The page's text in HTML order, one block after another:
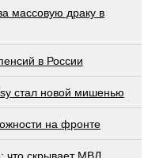
массовую драку в
в России
стал новой мишенью
на фронте
что скрывает МВД